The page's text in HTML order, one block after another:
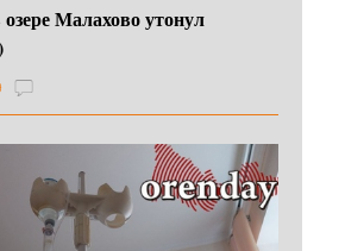
Малахово утонул